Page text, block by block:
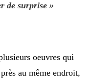
de surprise »
oeuvres qui
au même endroit,